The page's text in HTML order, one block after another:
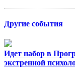
Другие события
Идет набор в
экстренной